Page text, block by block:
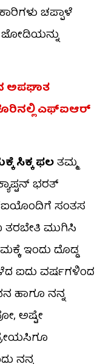
ಚಪ್ಪಾಳೆ
ಅಪಘಾತ
ಎಫ್‌ಐಆರ್
ಸಿಕ್ಕ ಫಲತಮ್ಮ
ಭರತ್
ಸಂತಸ
ತರಬೇತಿ ಮುಗಿಸಿ
ಇಂದು ದೊಡ್ಡ
ಐದು ವರ್ಷಗಳಿಂದ
ಹಾಗೂ ನನ್ನ
ಅಷ್ಟೇ